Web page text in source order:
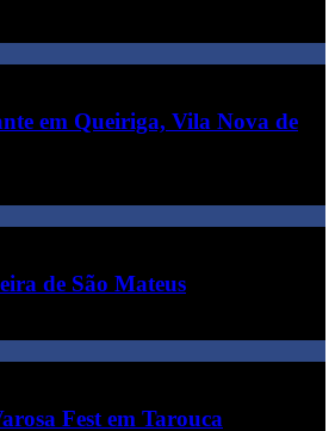
em Queiriga, Vila Nova de
de São Mateus
Fest em Tarouca